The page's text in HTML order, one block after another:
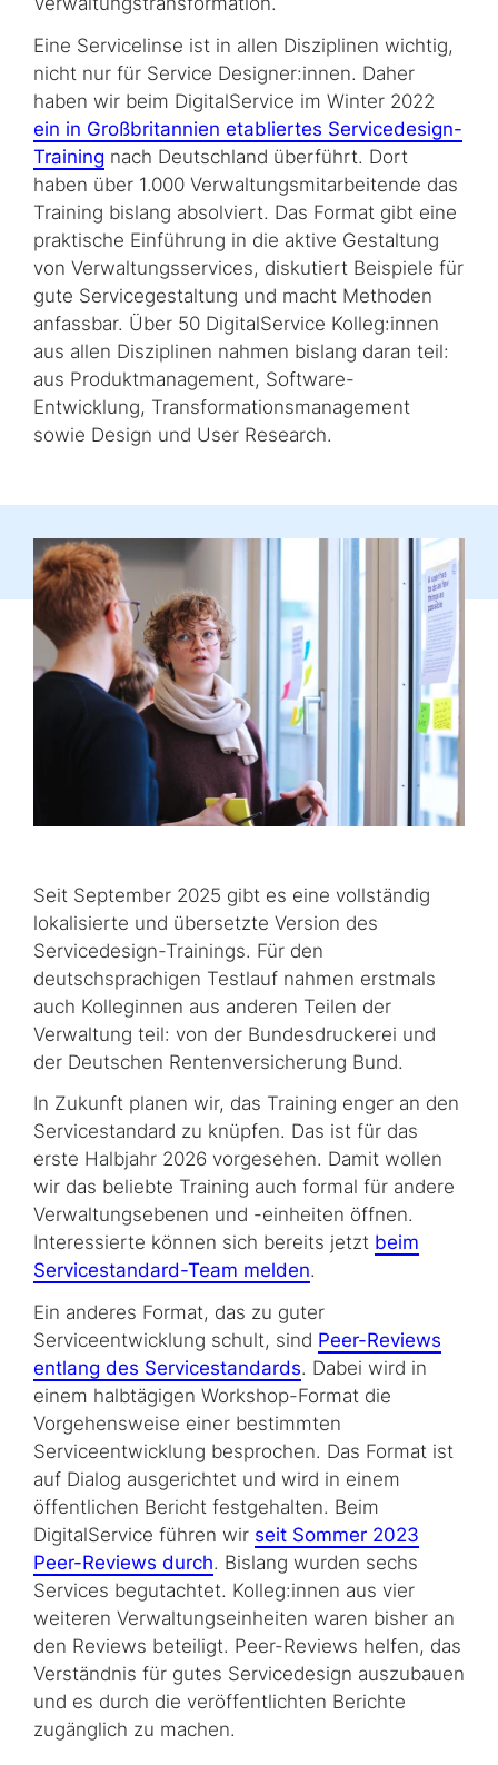
Eine Servicelinse ist in allen Disziplinen wichtig,
nicht nur für Service Designer:innen. Daher
haben wir beim DigitalService im Winter 2022
ein in Großbritannien etabliertes Servicedesign-
Training nach Deutschland überführt. Dort
haben über 1.000 Verwaltungsmitarbeitende das
Training bislang absolviert. Das Format gibt eine
praktische Einführung in die aktive Gestaltung
von Verwaltungsservices, diskutiert Beispiele für
gute Servicegestaltung und macht Methoden
anfassbar. Über 50 DigitalService Kolleg:innen
aus allen Disziplinen nahmen bislang daran teil:
aus Produktmanagement, Software-
Entwicklung, Transformationsmanagement
sowie Design und User Research.
Seit September 2025 gibt es eine vollständig
lokalisierte und übersetzte Version des
Servicedesign-Trainings. Für den
deutschsprachigen Testlauf nahmen erstmals
auch Kolleginnen aus anderen Teilen der
Verwaltung teil: von der Bundesdruckerei und
der Deutschen Rentenversicherung Bund.
In Zukunft planen wir, das Training enger an den
Servicestandard zu knüpfen. Das ist für das
erste Halbjahr 2026 vorgesehen. Damit wollen
wir das beliebte Training auch formal für andere
Verwaltungsebenen und -einheiten öffnen.
Interessierte können sich bereits jetzt beim
Servicestandard-Team melden.
Ein anderes Format, das zu guter
Serviceentwicklung schult, sind Peer-Reviews
entlang des Servicestandards. Dabei wird in
einem halbtägigen Workshop-Format die
Vorgehensweise einer bestimmten
Serviceentwicklung besprochen. Das Format ist
auf Dialog ausgerichtet und wird in einem
öffentlichen Bericht festgehalten. Beim
DigitalService führen wir seit Sommer 2023
Peer-Reviews durch. Bislang wurden sechs
Services begutachtet. Kolleg:innen aus vier
weiteren Verwaltungseinheiten waren bisher an
den Reviews beteiligt. Peer-Reviews helfen, das
Verständnis für gutes Servicedesign auszubauen
und es durch die veröffentlichten Berichte
zugänglich zu machen.